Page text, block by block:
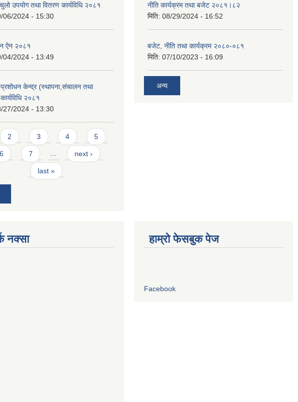
चुलो उपयोग तथा वितरण कार्यविधि २०८१
06/2024 - 15:30
ऐन २०८१
04/2024 - 13:49
केन्द्र (स्थापना,संचालन तथा
२०८१
27/2024 - 13:30
2 3 4 5
6 7 … next ›
last »
नीति कार्यक्रम तथा बजेट २०८१।८२
मिति: 08/29/2024 - 16:52
बजेट, नीति तथा कार्यक्रम २०८०-०८१
मिति: 07/10/2023 - 16:09
अन्य
नक्सा हाम्रो फेसबुक पेज
Facebook